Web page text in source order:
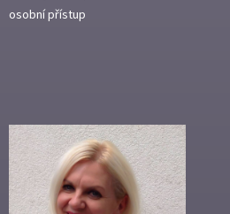
osobní přístup